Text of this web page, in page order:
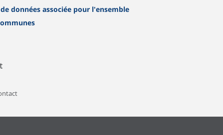
de données associée pour l'ensemble